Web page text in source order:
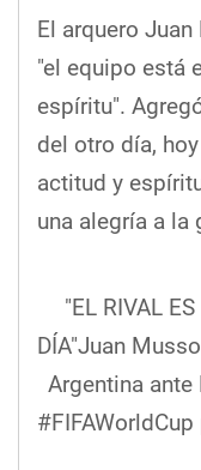
El arquero
"el equipo está
espíritu".
del otro día,
actitud y
una alegría a la
"EL RIVAL
DÍA"Juan
Argentina ante
#FIFAWorldCup